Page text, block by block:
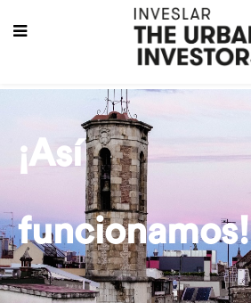
¡Así
funcionamos!